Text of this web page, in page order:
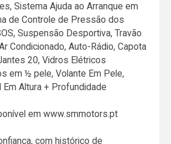
Sistema Ajuda ao Arranque em
de Controle de Pressão dos
Suspensão Desportiva, Travão
Condicionado, Auto-Rádio, Capota
20, Vidros Elétricos
em ½ pele, Volante Em Pele,
Em Altura + Profundidade
em www.smmotors.pt
com histórico de